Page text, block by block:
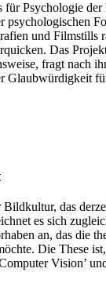
Psychologie
psychologischen
und Filmstills
Das
fragt nach
Glaubwürdigkeit
das
es sich
an, das die
Die These
Vision’